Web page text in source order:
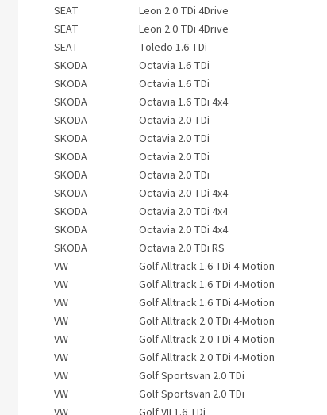
SEAT
Leon 2.0 TDi 4Drive
SEAT
Leon 2.0 TDi 4Drive
SEAT
Toledo 1.6 TDi
SKODA
Octavia 1.6 TDi
SKODA
Octavia 1.6 TDi
SKODA
Octavia 1.6 TDi 4x4
SKODA
Octavia 2.0 TDi
SKODA
Octavia 2.0 TDi
SKODA
Octavia 2.0 TDi
SKODA
Octavia 2.0 TDi
SKODA
Octavia 2.0 TDi 4x4
SKODA
Octavia 2.0 TDi 4x4
SKODA
Octavia 2.0 TDi 4x4
SKODA
Octavia 2.0 TDi RS
VW
Golf Alltrack 1.6 TDi 4-Motion
VW
Golf Alltrack 1.6 TDi 4-Motion
VW
Golf Alltrack 1.6 TDi 4-Motion
VW
Golf Alltrack 2.0 TDi 4-Motion
VW
Golf Alltrack 2.0 TDi 4-Motion
VW
Golf Alltrack 2.0 TDi 4-Motion
VW
Golf Sportsvan 2.0 TDi
VW
Golf Sportsvan 2.0 TDi